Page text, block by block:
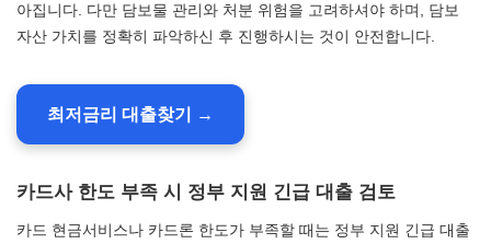
아집니다. 다만 담보물 관리와 처분 위험을 고려하셔야 하며, 담보
자산 가치를 정확히 파악하신 후 진행하시는 것이 안전합니다.
최저금리 대출찾기 →
카드사 한도 부족 시 정부 지원 긴급 대출 검토
카드 현금서비스나 카드론 한도가 부족할 때는 정부 지원 긴급 대출